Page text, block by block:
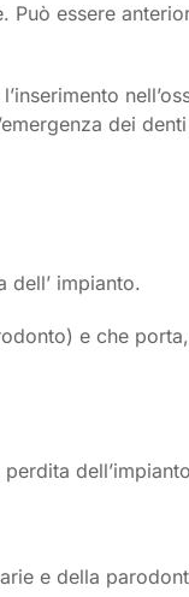
essere
dei
dell’ impianto.
e che
e della